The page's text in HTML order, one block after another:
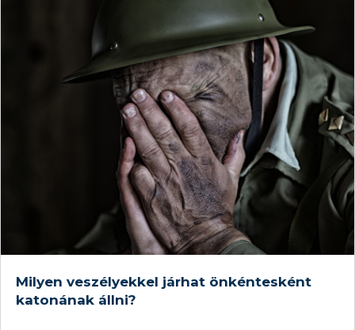
Milyen veszélyekkel járhat önkéntesként
katonának állni?